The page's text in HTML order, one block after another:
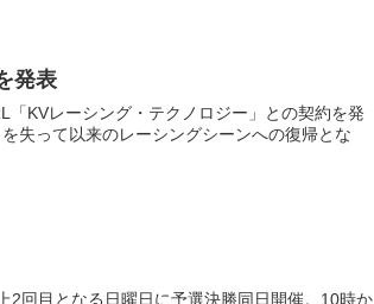
発表
KVレーシング・テクノロジー」との契約を発
失って以来のレーシングシーンへの復帰とな
2回目となる日曜日に予選決勝同日開催。10時か